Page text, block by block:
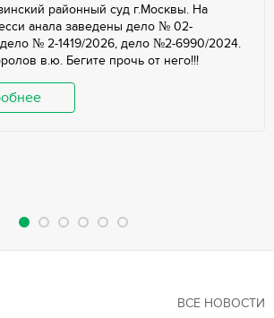
районный суд г.Москвы. На
анала заведены дело № 02-
№ 2-1419/2026, дело №2-6990/2024.
в.ю. Бегите прочь от него!!!
ВСЕ НОВОСТИ